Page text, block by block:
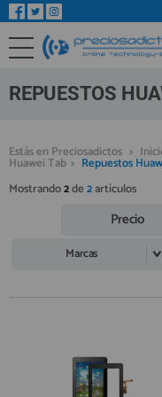
REPUESTOS MÓVILES
REPUESTOS TABLET
REPUESTOS
REPUESTOS MACBOOK
REPUESTOS
REPUESTOS
IC CHIP / FPC
MÓVILES
Bienvenid@ otra vez
YA SOY
Regístrate en un
¿ERES NUEVO?
REPUESTOS
Estás en Preciosadictos >
Huawei Tab > Repuestos
Mostrando2de2artículos
Precio
Marcas